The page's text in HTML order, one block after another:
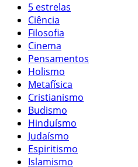
5 estrelas
Ciência
Filosofia
Cinema
Pensamentos
Holismo
Metafísica
Cristianismo
Budismo
Hinduísmo
Judaísmo
Espiritismo
Islamismo